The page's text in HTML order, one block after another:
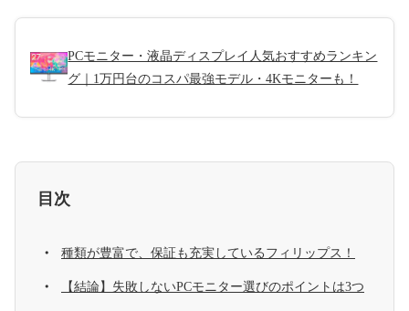
PCモニター・液晶ディスプレイ人気おすすめランキン
グ｜1万円台のコスパ最強モデル・4Kモニターも！
目次
種類が豊富で、保証も充実しているフィリップス！
【結論】失敗しないPCモニター選びのポイントは3つ